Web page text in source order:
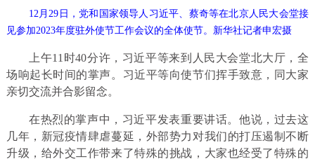
12月29日，党和国家领导人习近平、蔡奇等在北京人民大会堂接
见参加2023年度驻外使节工作会议的全体使节。新华社记者申宏摄
上午11时40分许，习近平等来到人民大会堂北大厅，全
场响起长时间的掌声。习近平等向使节们挥手致意，同大家
亲切交流并合影留念。
在热烈的掌声中，习近平发表重要讲话。他说，过去这
几年，新冠疫情肆虐蔓延，外部势力对我们的打压遏制不断
升级，给外交工作带来了特殊的挑战，大家也经受了特殊的